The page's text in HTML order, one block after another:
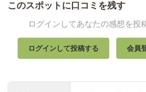
このスポットに口コミを残す
ログインしてあなたの感想を投
ログインして投稿する 会員